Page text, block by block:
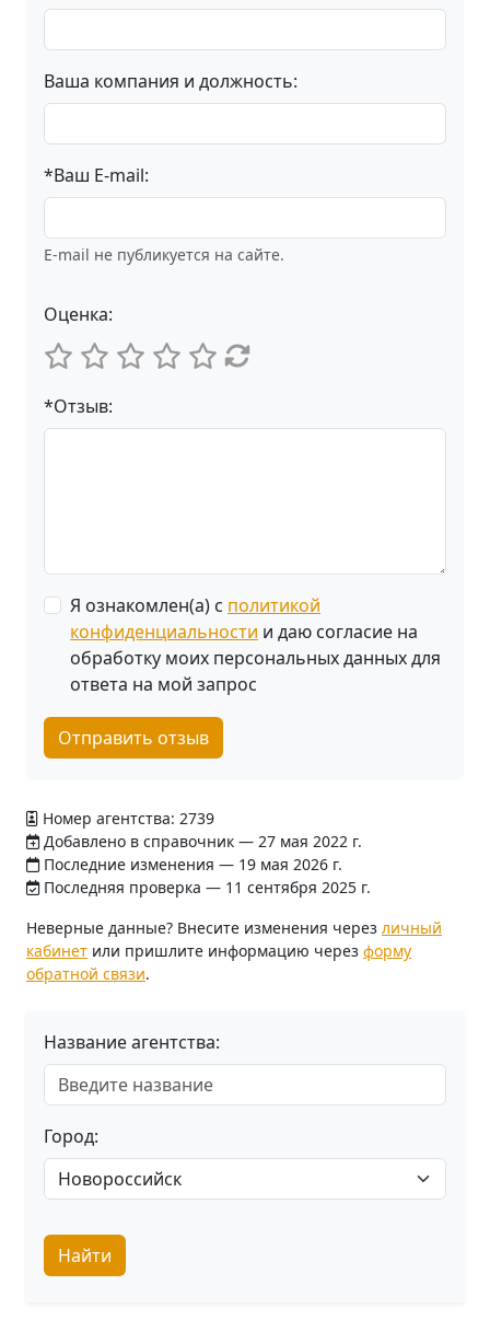
Ваша компания и должность:
*Ваш E-mail:
E-mail не публикуется на сайте.
Оценка:
*Отзыв:
Я ознакомлен(а) с политикой
конфиденциальности и даю согласие на
обработку моих персональных данных для
ответа на мой запрос
Отправить отзыв
Номер агентства: 2739
Добавлено в справочник — 27 мая 2022 г.
Последние изменения — 19 мая 2026 г.
Последняя проверка — 11 сентября 2025 г.
Неверные данные? Внесите изменения через личный
кабинет или пришлите информацию через форму
обратной связи.
Название агентства:
Город:
Найти